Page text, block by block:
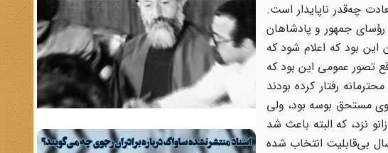
چه‌قدر ناپایدار است.
جمهور و پادشاهان
بود که اعلام شود که
تصور عمومی این بود که
محترمانه رفتار کرده بودند
مستحق بوسه بود، ولی
نزد، که البته باعث شد
بی‌قابلیت انتخاب شده